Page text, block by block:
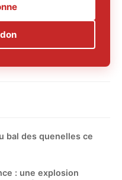
bal des quenelles ce
: une explosion